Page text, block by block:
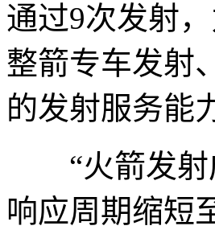
通过9次发射
整箭专车发射
的发射服务能
“火箭发射
响应周期缩短